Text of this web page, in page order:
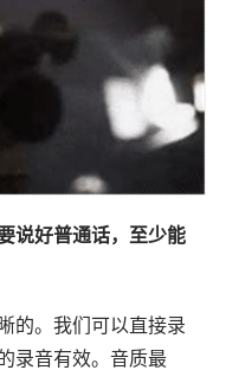
说好普通话，至少能
的。我们可以直接录
录音有效。音质最